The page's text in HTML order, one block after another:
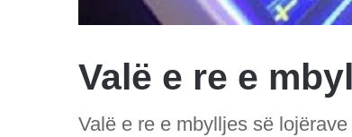
Valë e re e
Valë e re e mbylljes së